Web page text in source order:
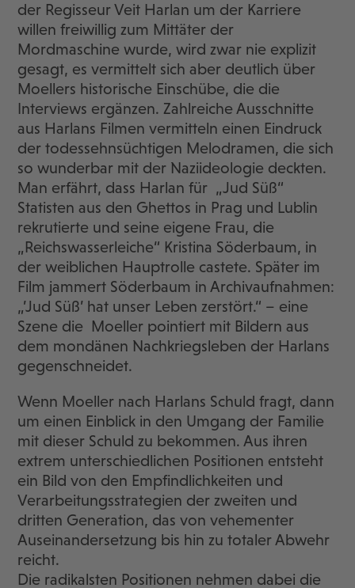
der Regisseur Veit Harlan um der Karriere
willen freiwillig zum Mittäter der
Mordmaschine wurde, wird zwar nie explizit
gesagt, es vermittelt sich aber deutlich über
Moellers historische Einschübe, die die
Interviews ergänzen. Zahlreiche Ausschnitte
aus Harlans Filmen vermitteln einen Eindruck
der todessehnsüchtigen Melodramen, die sich
so wunderbar mit der Naziideologie deckten.
Man erfährt, dass Harlan für „Jud Süß“
Statisten aus den Ghettos in Prag und Lublin
rekrutierte und seine eigene Frau, die
„Reichswasserleiche“ Kristina Söderbaum, in
der weiblichen Hauptrolle castete. Später im
Film jammert Söderbaum in Archivaufnahmen:
„’Jud Süß’ hat unser Leben zerstört.“ – eine
Szene die Moeller pointiert mit Bildern aus
dem mondänen Nachkriegsleben der Harlans
gegenschneidet.
Wenn Moeller nach Harlans Schuld fragt, dann
um einen Einblick in den Umgang der Familie
mit dieser Schuld zu bekommen. Aus ihren
extrem unterschiedlichen Positionen entsteht
ein Bild von den Empfindlichkeiten und
Verarbeitungsstrategien der zweiten und
dritten Generation, das von vehementer
Auseinandersetzung bis hin zu totaler Abwehr
reicht.
Die radikalsten Positionen nehmen dabei die